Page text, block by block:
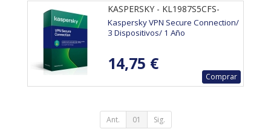
KASPERSKY - KL1987S5CFS-
MSBES
Kaspersky VPN Secure Connection/
3 Dispositivos/ 1 Año
14,75 €
Comprar
Ant. 01 Sig.